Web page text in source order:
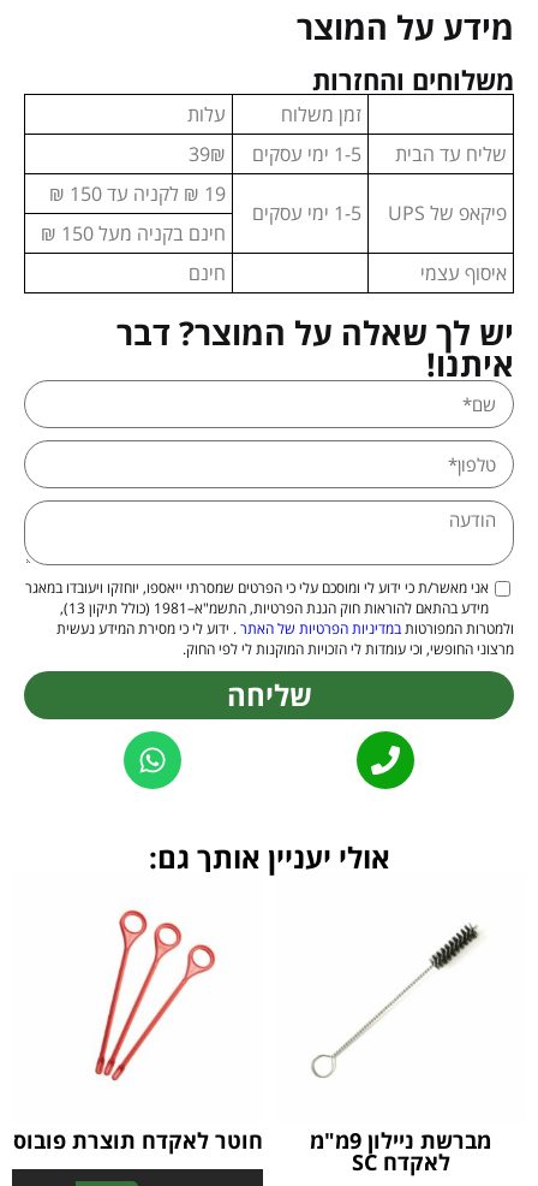
מידע על המוצר
משלוחים והחזרות
זמן משלוח
עלות
שליח עד הבית
1-5 ימי עסקים 39₪
פיקאפ של UPS 1-5 ימי עסקים
19 ₪ לקניה עד 150 ₪
חינם בקניה מעל 150 ₪
איסוף עצמי
חינם
יש לך שאלה על המוצר? דבר
איתנו!
אני מאשר/ת כי ידוע לי ומוסכם עלי כי הפרטים שמסרתי ייאספו, יוחזקו ויעובדו במאגר
מידע בהתאם להוראות חוק הגנת הפרטיות, התשמ"א–1981 (כולל תיקון 13),
ולמטרות המפורטותבמדיניות הפרטיות של האתר. ידוע לי כי מסירת המידע נעשית
מרצוני החופשי, וכי עומדות לי הזכויות המוקנות לי לפי החוק.
שליחה
אולי יעניין אותך גם:
מברשת ניילון 9מ"מ
לאקדח SC
חוטר לאקדח תוצרת פובוס